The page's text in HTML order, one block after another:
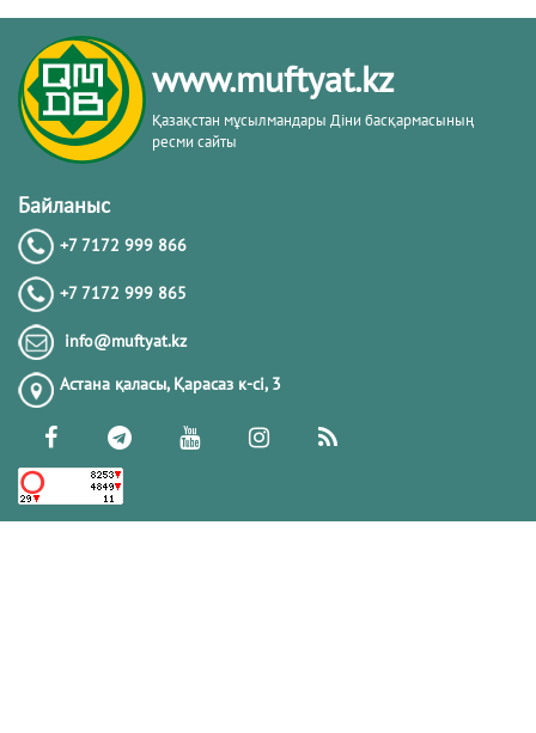
www.muftyat.kz
Қазақстан мұсылмандары Діни басқармасының
ресми сайты
Байланыс
+7 7172 999 866
+7 7172 999 865
info@muftyat.kz
Астана қаласы, Қарасаз к-сi, 3